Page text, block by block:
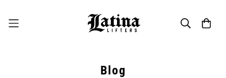
Blog